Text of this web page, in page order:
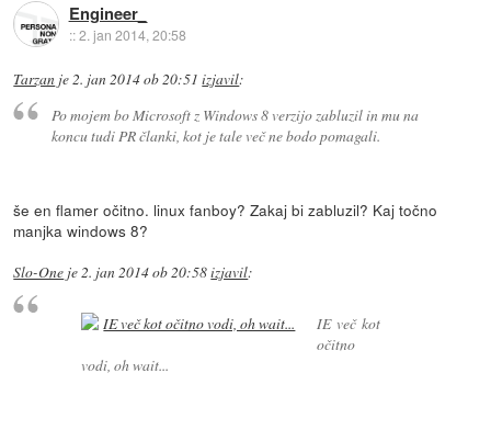
Engineer_
::2. jan 2014, 20:58
Tarzan je2. jan 2014 ob 20:51 izjavil:
Po mojem bo Microsoft z Windows 8 verzijo zabluzil in mu na
koncu tudi PR članki, kot je tale več ne bodo pomagali.
še en flamer očitno. linux fanboy? Zakaj bi zabluzil? Kaj točno
manjka windows 8?
Slo-One je2. jan 2014 ob 20:58izjavil:
IE več kot
očitno
vodi, oh wait...